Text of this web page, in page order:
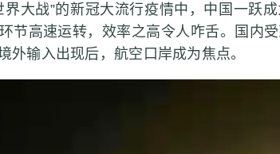
战”的新冠大流行疫情中，中国一跃成
节高速运转，效率之高令人咋舌。国内
外输入出现后，航空口岸成为焦点。